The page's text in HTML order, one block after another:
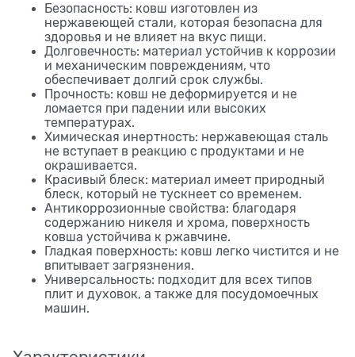
Безопасность: ковш изготовлен из
нержавеющей стали, которая безопасна для
здоровья и не влияет на вкус пищи.
Долговечность: материал устойчив к коррозии
и механическим повреждениям, что
обеспечивает долгий срок службы.
Прочность: ковш не деформируется и не
ломается при падении или высоких
температурах.
Химическая инертность: нержавеющая сталь
не вступает в реакцию с продуктами и не
окрашивается.
Красивый блеск: материал имеет природный
блеск, который не тускнеет со временем.
Антикоррозионные свойства: благодаря
содержанию никеля и хрома, поверхность
ковша устойчива к ржавчине.
Гладкая поверхность: ковш легко чистится и не
впитывает загрязнения.
Универсальность: подходит для всех типов
плит и духовок, а также для посудомоечных
машин.